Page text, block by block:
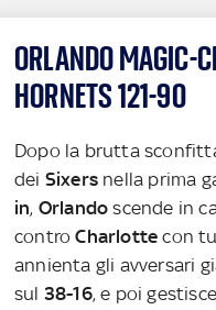
ORLANDO MAGIC-
HORNETS 121-90
Dopo la brutta
dei Sixers nella prima
in, Orlandoscende in
controCharlotte con
annienta gli avversari
sul 38-16, e poi